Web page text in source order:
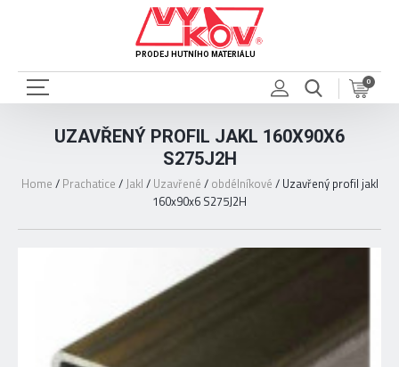
PRODEJ HUTNÍHO MATERIÁLU
0
UZAVŘENÝ PROFIL JAKL 160X90X6
S275J2H
Home / Prachatice /Jakl / Uzavřené / obdélníkové / Uzavřený profil jakl
160x90x6 S275J2H